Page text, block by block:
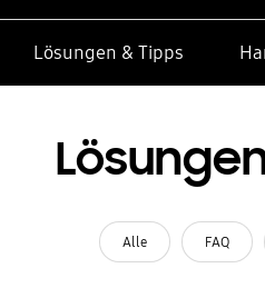
Lösungen & Tipps
Alle FAQ